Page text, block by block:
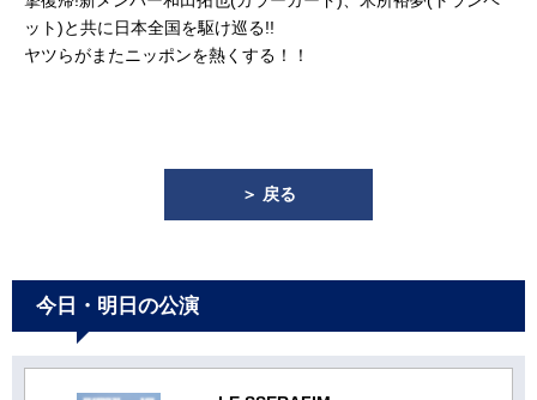
ット)と共に日本全国を駆け巡る!!
ヤツらがまたニッポンを熱くする！！
＞ 戻る
今日・明日の公演